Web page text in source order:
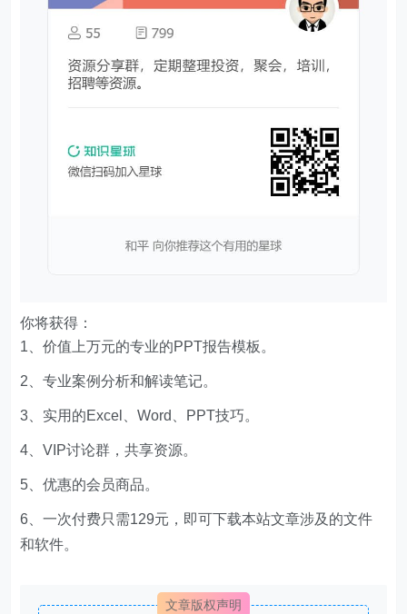
你将获得：
1、价值上万元的专业的PPT报告模板。
2、专业案例分析和解读笔记。
3、实用的Excel、Word、PPT技巧。
4、VIP讨论群，共享资源。
5、优惠的会员商品。
6、一次付费只需129元，即可下载本站文章涉及的文件
和软件。
文章版权声明